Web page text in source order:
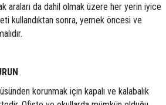
araları da dahil olmak üzere her yerin iyice
kullandıktan sonra, yemek öncesi ve
korunmak için kapalı ve kalabalık